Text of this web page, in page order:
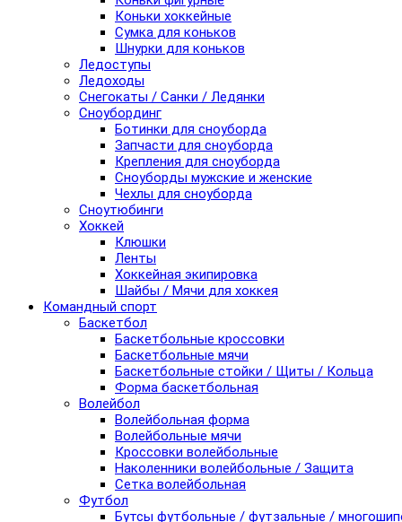
Коньки хоккейные
Сумка для коньков
Шнурки для коньков
Ледоступы
Ледоходы
Снегокаты / Санки / Ледянки
Сноубординг
Ботинки для сноуборда
Запчасти для сноуборда
Крепления для сноуборда
Сноуборды мужские и женские
Чехлы для сноуборда
Сноутюбинги
Хоккей
Клюшки
Ленты
Хоккейная экипировка
Шайбы / Мячи для хоккея
Командный спорт
Баскетбол
Баскетбольные кроссовки
Баскетбольные мячи
Баскетбольные стойки / Щиты / Кольца
Форма баскетбольная
Волейбол
Волейбольная форма
Волейбольные мячи
Кроссовки волейбольные
Наколенники волейбольные / Защита
Сетка волейбольная
Футбол
Бутсы футбольные / футзальные /